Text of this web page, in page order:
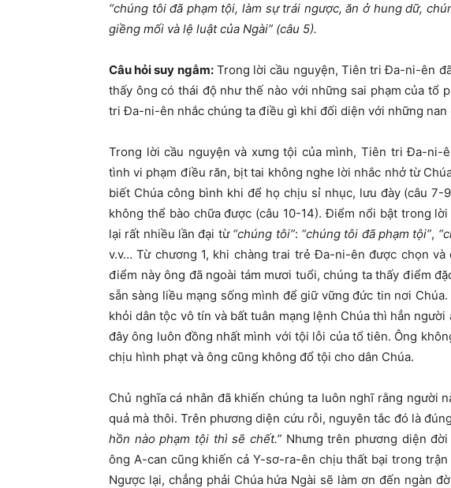
“chúng tôi đã phạm tội, làm sự trái ngược, ăn ở hung dữ,
giềng mối và lệ luật của Ngài” (câu 5).
Câu hỏi suy ngẫm:Trong lời cầu nguyện, Tiên tri Đa-ni-ên
thấy ông có thái độ như thế nào với những sai phạm của tổ
tri Đa-ni-ên nhắc chúng ta điều gì khi đối diện với những nan
Trong lời cầu nguyện và xưng tội của mình, Tiên tri Đa-ni-
tình vi phạm điều răn, bịt tai không nghe lời nhắc nhở từ
biết Chúa công bình khi để họ chịu sỉ nhục, lưu đày (câu 7-
không thể bào chữa được (câu 10-14). Điểm nổi bật trong
lại rất nhiều lần đại từ “chúng tôi”: “chúng tôi đã phạm tội”,
v.v… Từ chương 1, khi chàng trai trẻ Đa-ni-ên được chọn
điểm này ông đã ngoài tám mươi tuổi, chúng ta thấy điểm
sẵn sàng liều mạng sống mình để giữ vững đức tin nơi
khỏi dân tộc vô tín và bất tuân mạng lệnh Chúa thì hẳn
đây ông luôn đồng nhất mình với tội lỗi của tổ tiên. Ông
chịu hình phạt và ông cũng không đổ tội cho dân Chúa.
Chủ nghĩa cá nhân đã khiến chúng ta luôn nghĩ rằng người
quả mà thôi. Trên phương diện cứu rỗi, nguyên tắc đó là
hồn nào phạm tội thì sẽ chết.” Nhưng trên phương diện
ông A-can cũng khiến cả Y-sơ-ra-ên chịu thất bại trong
Ngược lại, chẳng phải Chúa hứa Ngài sẽ làm ơn đến ngàn